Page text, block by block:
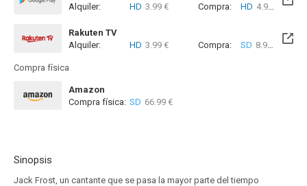
Alquiler:
HD 3.99 € Compra: HD 4.99 €
Rakuten TV
Alquiler:
HD 3.99 € Compra: SD 8.99 € HD
Compra física
Amazon
Compra física: SD 66.99 €
Sinopsis
Jack Frost, un cantante que se pasa la mayor parte del tiempo